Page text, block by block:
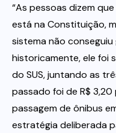
“As pessoas dizem
está na Constituição,
sistema não
historicamente, ele foi
do SUS, juntando as
passado foi de R$
passagem de ônibus
estratégia deliberada